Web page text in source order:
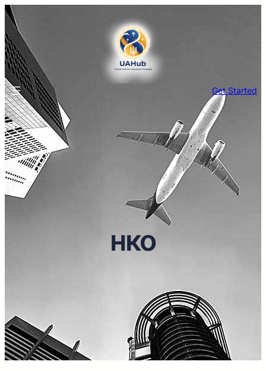
Get Started
нко